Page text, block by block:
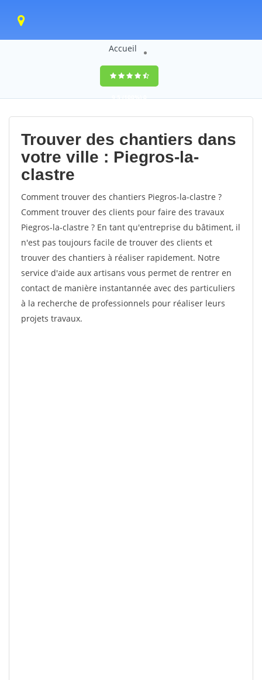
Accueil
9,5(100%)0
votes
Trouver des chantiers dans
votre ville : Piegros-la-
clastre
Comment trouver des chantiers Piegros-la-clastre ?
Comment trouver des clients pour faire des travaux
Piegros-la-clastre ? En tant qu'entreprise du bâtiment, il
n'est pas toujours facile de trouver des clients et
trouver des chantiers à réaliser rapidement. Notre
service d'aide aux artisans vous permet de rentrer en
contact de manière instantannée avec des particuliers
à la recherche de professionnels pour réaliser leurs
projets travaux.